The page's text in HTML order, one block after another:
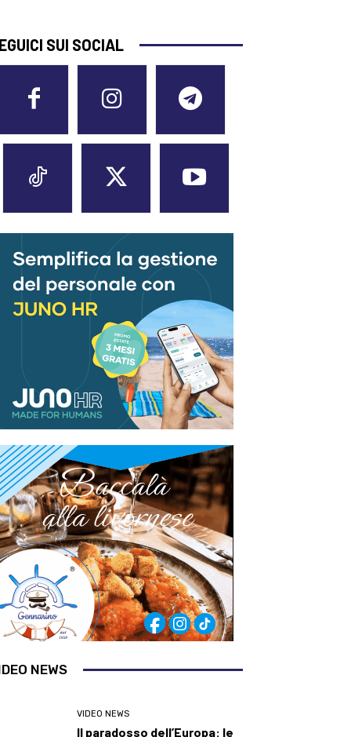
SUI SOCIAL
NEWS
VIDEO NEWS
Il paradosso dell’Europa: le